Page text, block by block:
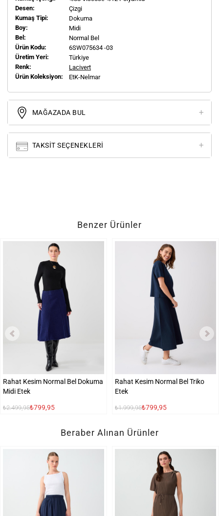
Desen:
Çizgi
Kumaş Tipi:
Dokuma
Boy:
Midi
Bel:
Normal Bel
Ürün Kodu:
6SW075634 -03
Üretim Yeri:
Türkiye
Renk:
Lacivert
Ürün Koleksiyon:
EtK-Nelmar
MAĞAZADA BUL
TAKSIT SEÇENEKLERI
Benzer Ürünler
Rahat Kesim Normal Bel Dokuma
Midi Etek
₺2.499,95₺799,95
Rahat Kesim Normal Bel Triko
Etek
₺1.999,95₺799,95
Beraber Alınan Ürünler